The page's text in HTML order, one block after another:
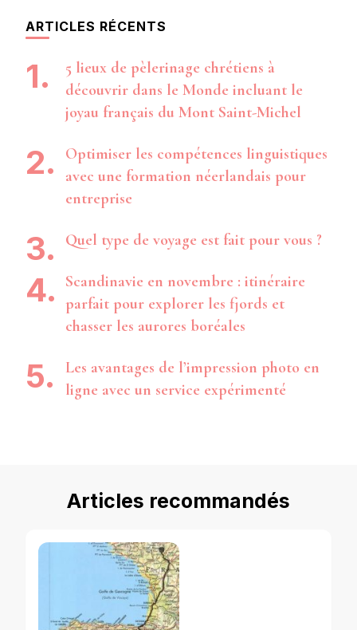
ARTICLES RÉCENTS
5 lieux de pèlerinage chrétiens à
découvrir dans le Monde incluant le
joyau français du Mont Saint-Michel
Optimiser les compétences linguistiques
avec une formation néerlandais pour
entreprise
Quel type de voyage est fait pour vous ?
Scandinavie en novembre : itinéraire
parfait pour explorer les fjords et
chasser les aurores boréales
Les avantages de l’impression photo en
ligne avec un service expérimenté
Articles recommandés